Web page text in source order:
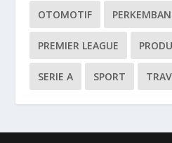
OTOMOTIF
PREMIER LEAGUE
SERIE A SPORT